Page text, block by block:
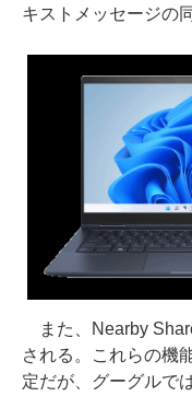
キストメッセージの
また、Nearby
される。これらの機
定だが、グーグルで